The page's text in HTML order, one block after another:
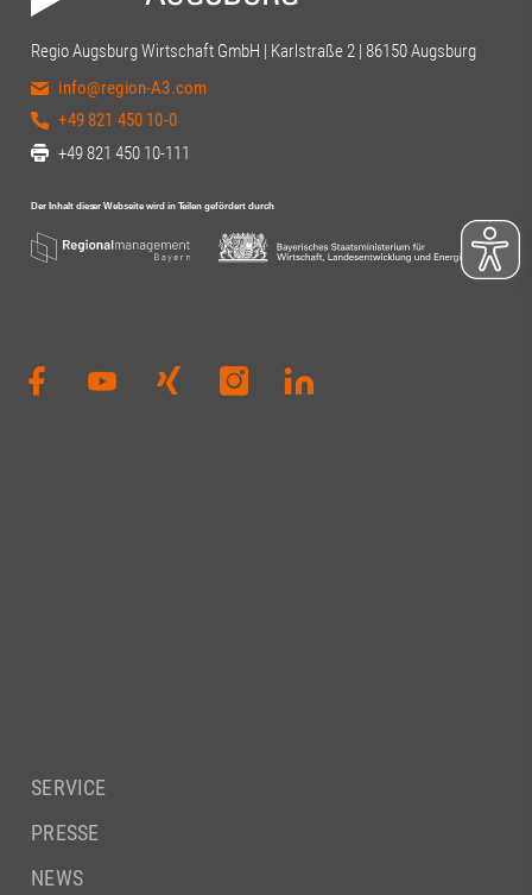
Regio Augsburg Wirtschaft GmbH | Karlstraße 2 | 86150 Augsburg
info@region-A3.com
+49 821 450 10-0
+49 821 450 10-111
SERVICE
PRESSE
NEWS